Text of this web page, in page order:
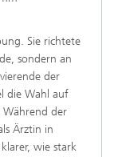
Sie richtete
sondern an
der
die Wahl auf
Während der
Ärztin in
wie stark